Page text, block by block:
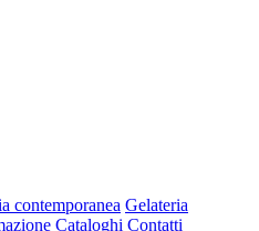
contemporanea Gelateria
Cataloghi Contatti